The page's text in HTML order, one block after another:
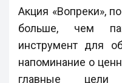
Акция «Вопреки»,
больше, чем
инструмент для
напоминание о
главные цели